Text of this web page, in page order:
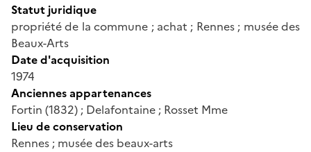
Statut juridique
propriété de la commune ; achat ; Rennes ; musée des
Beaux-Arts
Date d'acquisition
1974
Anciennes appartenances
Fortin (1832) ; Delafontaine ; Rosset Mme
Lieu de conservation
Rennes ; musée des beaux-arts